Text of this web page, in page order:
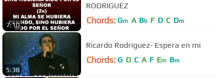
7:10
RODRIGUEZ
Chords: Gm A Bb F D C Dm
5:38
Ricardo Rodriguez- Espera en mi
Chords: G D C A F Em Bm